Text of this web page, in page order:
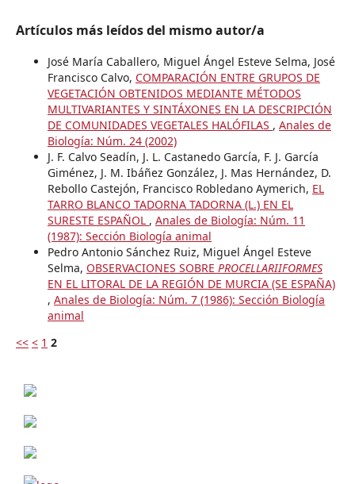
Artículos más leídos del mismo autor/a
José María Caballero, Miguel Ángel Esteve Selma, José
Francisco Calvo, COMPARACIÓN ENTRE GRUPOS DE
VEGETACIÓN OBTENIDOS MEDIANTE MÉTODOS
MULTIVARIANTES Y SINTÁXONES EN LA DESCRIPCIÓN
DE COMUNIDADES VEGETALES HALÓFILAS , Anales de
Biología: Núm. 24 (2002)
J. F. Calvo Seadín, J. L. Castanedo García, F. J. García
Giménez, J. M. Ibáñez González, J. Mas Hernández, D.
Rebollo Castejón, Francisco Robledano Aymerich, EL
TARRO BLANCO TADORNA TADORNA (L.) EN EL
SURESTE ESPAÑOL , Anales de Biología: Núm. 11
(1987): Sección Biología animal
Pedro Antonio Sánchez Ruiz, Miguel Ángel Esteve
Selma, OBSERVACIONES SOBRE PROCELLARIIFORMES
EN EL LITORAL DE LA REGIÓN DE MURCIA (SE ESPAÑA)
, Anales de Biología: Núm. 7 (1986): Sección Biología
animal
<< < 1 2